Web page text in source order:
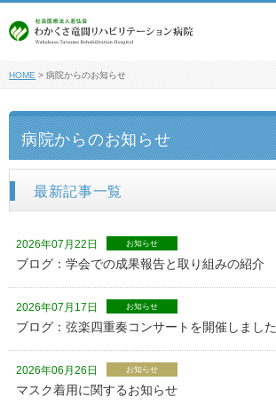
HOME > 病院からのお知らせ
病院からのお知らせ
最新記事一覧
2026年07月22日 お知らせ
ブログ：学会での成果報告と取り組みの紹介
2026年07月17日 お知らせ
ブログ：弦楽四重奏コンサートを開催しました
2026年06月26日 お知らせ
マスク着用に関するお知らせ